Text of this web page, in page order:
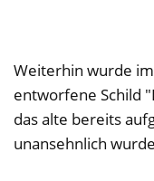
Weiterhin wurde
entworfene Schild
das alte bereits
unansehnlich